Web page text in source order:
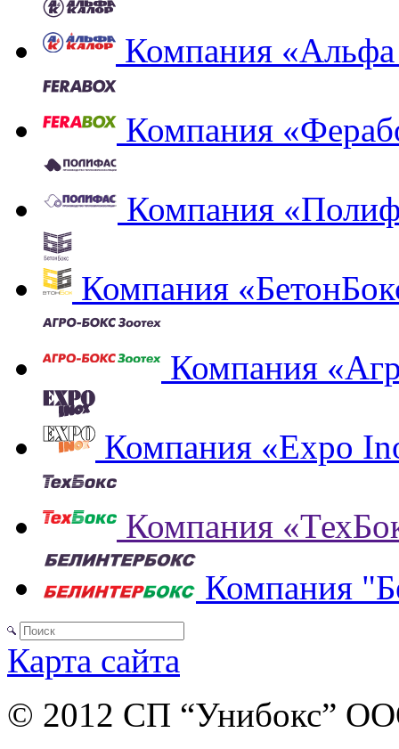
Компания
Компания
Компания
Компания
Компания
Компания «Expo
Компания
Компания
Карта сайта
© 2012 СП “Унибокс”